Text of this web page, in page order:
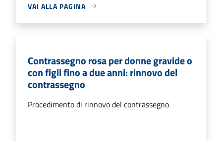
VAI ALLA PAGINA
Contrassegno rosa per donne gravide o
con figli fino a due anni: rinnovo del
contrassegno
Procedimento di rinnovo del contrassegno